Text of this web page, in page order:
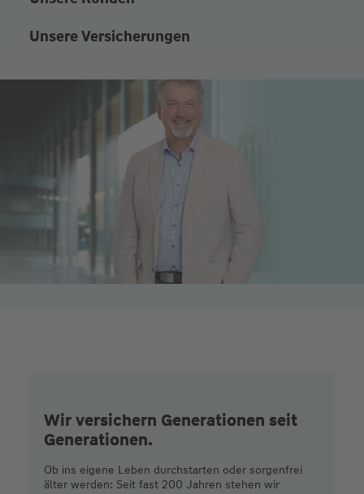
Unsere Versicherungen
Wir versichern Generationen seit
Generationen.
Ob ins eigene Leben durchstarten oder sorgenfrei
älter werden: Seit fast 200 Jahren stehen wir